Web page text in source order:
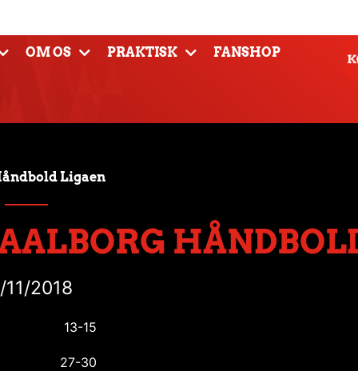
OM OS PRAKTISK FANSHOP
Ligaen
11/2018
13-15
27-30